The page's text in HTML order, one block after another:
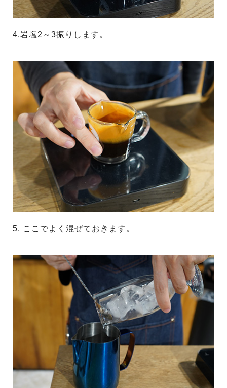
4.岩塩2～3振りします。
5. ここでよく混ぜておきます。